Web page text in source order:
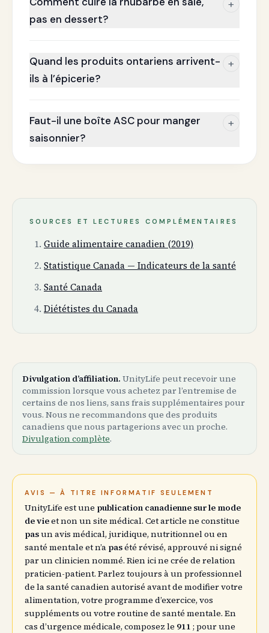
pas en dessert?
+
Quand les produits ontariens arrivent-
ils à l’épicerie?
+
Faut-il une boîte ASC pour manger
saisonnier?
+
SOURCES ET LECTURES COMPLÉMENTAIRES
Guide alimentaire canadien (2019)
Statistique Canada — Indicateurs de la santé
Santé Canada
Diététistes du Canada
Divulgation d’affiliation. UnityLife peut recevoir une
commission lorsque vous achetez par l’entremise de
certains de nos liens, sans frais supplémentaires pour
vous. Nous ne recommandons que des produits
canadiens que nous partagerions avec un proche.
Divulgation complète.
AVIS — À TITRE INFORMATIF SEULEMENT
UnityLife est une publication canadienne sur le mode
de vieet non un site médical. Cet article ne constitue
pasun avis médical, juridique, nutritionnel ou en
santé mentale et n’a pasété révisé, approuvé ni signé
par un clinicien nommé. Rien ici ne crée de relation
praticien-patient. Parlez toujours à un professionnel
de la santé canadien autorisé avant de modifier votre
alimentation, votre programme d’exercice, vos
suppléments ou votre routine de santé mentale. En
cas d’urgence médicale, composez le 911 ; pour une